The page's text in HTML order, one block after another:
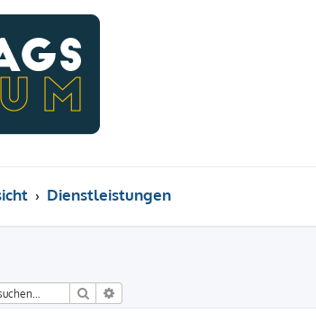
Dienstleistungen
Suche